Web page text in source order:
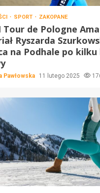
SPORT ZAKOPANE
Tour de Pologne
Ryszarda
na Podhale po kilku
Pawłowska 11 lutego 2025